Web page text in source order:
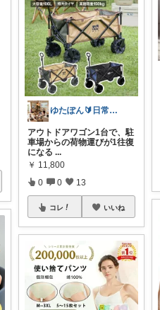
ゆたぽん🔰日常のあったらいいな👍
アウトドアワゴン1台で、駐
車場からの荷物運びが1往復
になる...
￥ 11,800
0 0 13
コレ いいね